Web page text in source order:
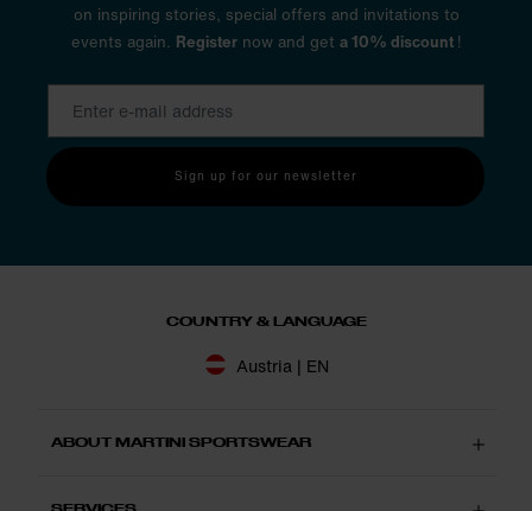
on inspiring stories, special offers and invitations to
events again. Registernow and get a 10% discount !
Sign up for our newsletter
COUNTRY & LANGUAGE
Austria | EN
ABOUT MARTINI SPORTSWEAR